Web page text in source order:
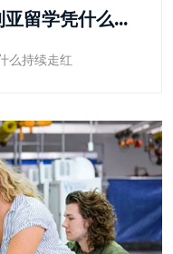
逃离英美内卷潮，澳大利亚留学凭什么持续走红
么持续走红